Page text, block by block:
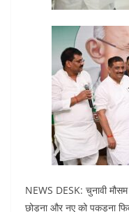
NEWS DESK: चुनावी मौसम
छोड़ना और नए को पकड़ना